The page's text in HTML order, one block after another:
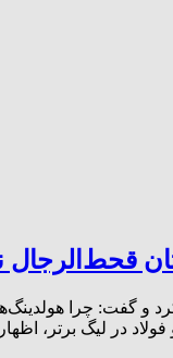
گفت: چرا
در لیگ برتر،